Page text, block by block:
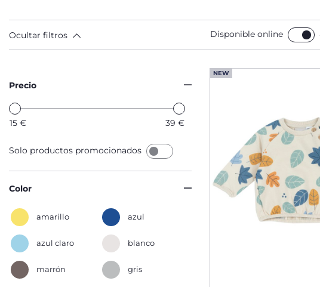
Ocultar filtros Disponible online
Precio
15 € 39 €
Solo productos promocionados
Color
amarillo azul
azul claro blanco
marrón gris
NEW